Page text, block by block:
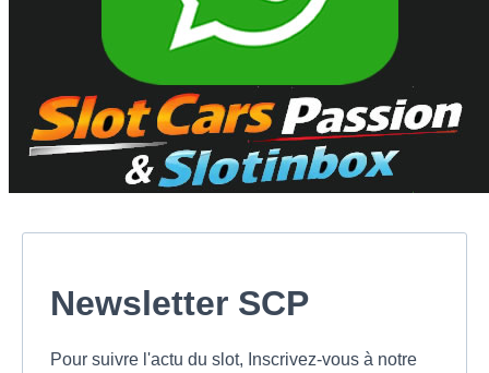
Newsletter SCP
Pour suivre l'actu du slot, Inscrivez-vous à notre